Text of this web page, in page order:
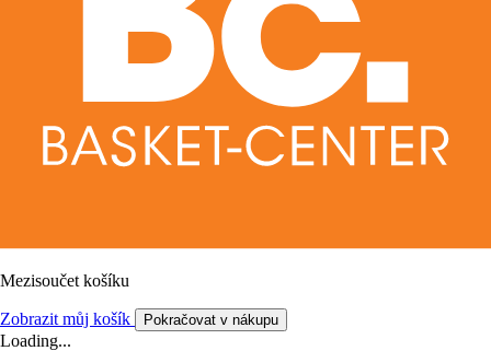
Mezisoučet košíku
Zobrazit můj košík Pokračovat v nákupu
Loading...